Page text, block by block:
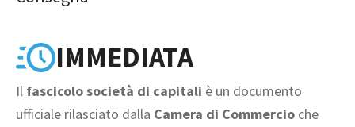
IMMEDIATA
Il fascicolo società di capitali è un documento
ufficiale rilasciato dalla Camera di Commercio che